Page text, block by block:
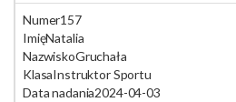
Numer157
ImięNatalia
NazwiskoGruchała
KlasaInstruktor Sportu
Data nadania2024-04-03